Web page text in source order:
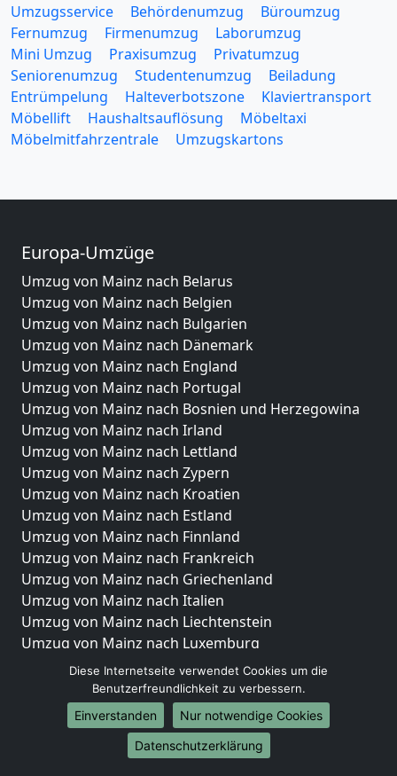
Umzugsservice Behördenumzug
Büroumzug
Fernumzug
Firmenumzug
Laborumzug
Mini Umzug
Praxisumzug
Privatumzug
Seniorenumzug
Studentenumzug
Beiladung
Entrümpelung
Halteverbotszone
Klaviertransport
Möbellift
Haushaltsauflösung
Möbeltaxi
Möbelmitfahrzentrale
Umzugskartons
Europa-Umzüge
Umzug von Mainz nach Belarus
Umzug von Mainz nach Belgien
Umzug von Mainz nach Bulgarien
Umzug von Mainz nach Dänemark
Umzug von Mainz nach England
Umzug von Mainz nach Portugal
Umzug von Mainz nach Bosnien und Herzegowina
Umzug von Mainz nach Irland
Umzug von Mainz nach Lettland
Umzug von Mainz nach Zypern
Umzug von Mainz nach Kroatien
Umzug von Mainz nach Estland
Umzug von Mainz nach Finnland
Umzug von Mainz nach Frankreich
Umzug von Mainz nach Griechenland
Umzug von Mainz nach Italien
Umzug von Mainz nach Liechtenstein
Umzug von Mainz nach Luxemburg
Umzug von Mainz nach Niederlande
Umzug von Mainz nach Norwegen
Umzüge-Deutschlandweit
Umzug von Mainz nach Berlin
Diese Internetseite verwendet Cookies um die
Benutzerfreundlichkeit zu verbessern.
Einverstanden
Nur notwendige Cookies
Datenschutzerklärung